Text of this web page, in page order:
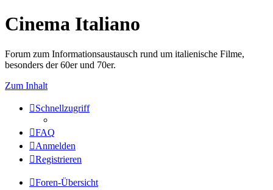
Cinema Italiano
Forum zum Informationsaustausch rund um italienische Filme,
besonders der 60er und 70er.
Zum Inhalt
Schnellzugriff
FAQ
Anmelden
Registrieren
Foren-Übersicht